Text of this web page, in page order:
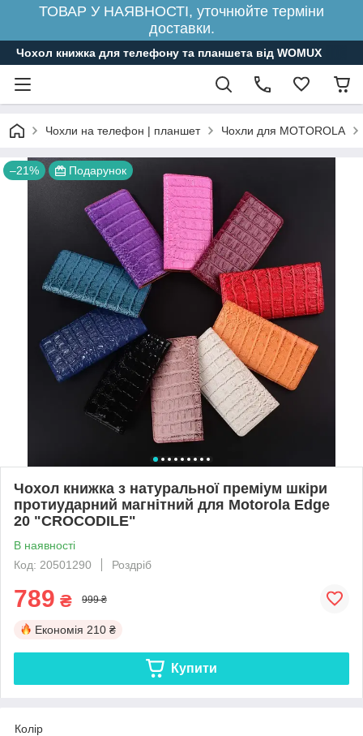
ТОВАР У НАЯВНОСТІ, уточнюйте терміни
доставки.
Чохол книжка для телефону та планшета від WOMUX
Чохли на телефон | планшет Чохли для MOTOROLA
–21% Подарунок
Чохол книжка з натуральної преміум шкіри
протиударний магнітний для Motorola Edge
20 "CROCODILE"
В наявності
Код: 20501290
Роздріб
789 ₴ 999 ₴
Економія 210 ₴
Купити
Колір